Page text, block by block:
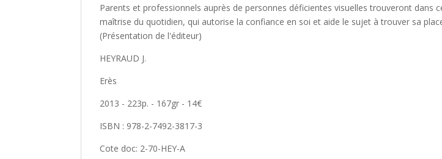
Parents et professionnels auprès de personnes déficientes visuelles trouveront
maîtrise du quotidien, qui autorise la confiance en soi et aide le sujet à trouver sa
(Présentation de l'éditeur)
HEYRAUD J.
Erès
2013 - 223p. - 167gr - 14€
ISBN : 978-2-7492-3817-3
Cote doc: 2-70-HEY-A